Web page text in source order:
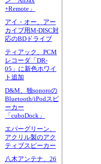
+Remote」
アイ・オー、アー
カイブ用M-DISC対
応のBDドライブ
ティアック、PCM
レコーダ「DR-
05」に新色ホワイ
ト追加
D&M、独sonoroの
Bluetooth/iPodスピ
ーカー
「cuboDock」
エバーグリーン、
アクリル製のアク
ティブスピーカー
八木アンテナ、26